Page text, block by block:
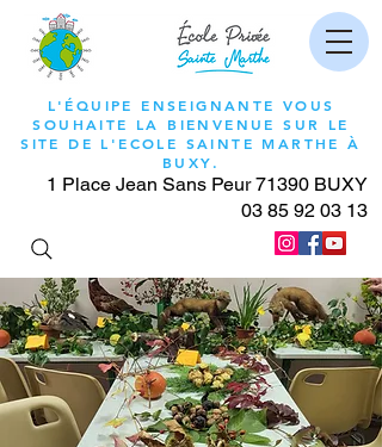
L'ÉQUIPE ENSEIGNANTE VOUS
SOUHAITE LA BIENVENUE SUR LE
SITE DE L'ECOLE SAINTE MARTHE À
BUXY.
1 Place Jean Sans Peur 71390 BUXY
03 85 92 03 13